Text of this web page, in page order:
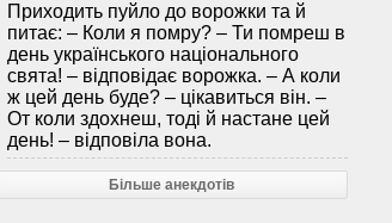
Приходить пуйло до ворожки та й
питає: – Коли я помру? – Ти помреш в
день українського національного
свята! – відповідає ворожка. – А коли
ж цей день буде? – цікавиться він. –
От коли здохнеш, тоді й настане цей
день! – відповіла вона.
Більше анекдотів